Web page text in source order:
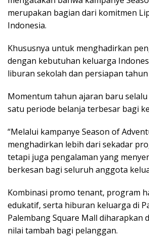
merupakan bagian dari komitmen
Indonesia.
Khususnya untuk menghadirkan
dengan kebutuhan keluarga
liburan sekolah dan persiapan
Momentum tahun ajaran baru selalu
satu periode belanja terbesar bagi
“Melalui kampanye Season of
menghadirkan lebih dari sekadar
tetapi juga pengalaman yang
berkesan bagi seluruh anggota
Kombinasi promo tenant, program
edukatif, serta hiburan keluarga di
Palembang Square Mall diharapkan
nilai tambah bagi pelanggan.